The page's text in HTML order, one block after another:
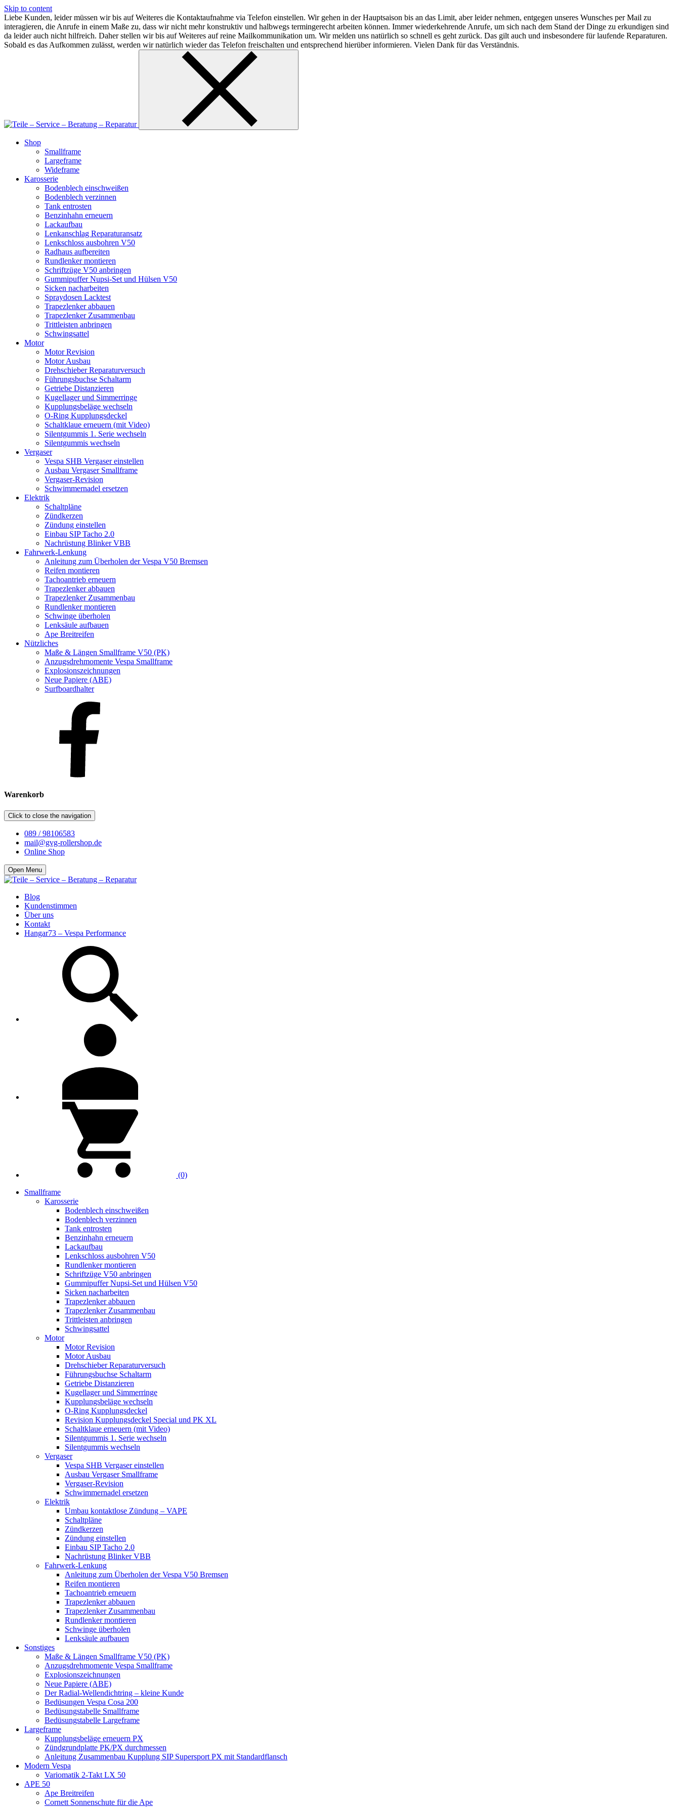
Skip to content
Liebe Kunden, leider müssen wir bis auf Weiteres die Kontaktaufnahme via Telefon einstellen. Wir gehen in der Hauptsaison bis an das Limit, aber leider nehmen, entgegen unseres Wunsches per Mail zu
interagieren, die Anrufe in einem Maße zu, dass wir nicht mehr konstruktiv und halbwegs termingerecht arbeiten können. Immer wiederkehrende Anrufe, um sich nach dem Stand der Dinge zu erkundigen sind
da leider auch nicht hilfreich. Daher stellen wir bis auf Weiteres auf reine Mailkommunikation um. Wir melden uns natürlich so schnell es geht zurück. Das gilt auch und insbesondere für laufende Reparaturen.
Sobald es das Aufkommen zulässt, werden wir natürlich wieder das Telefon freischalten und entsprechend hierüber informieren. Vielen Dank für das Verständnis.
Shop
Smallframe
Largeframe
Wideframe
Karosserie
Bodenblech einschweißen
Bodenblech verzinnen
Tank entrosten
Benzinhahn erneuern
Lackaufbau
Lenkanschlag Reparaturansatz
Lenkschloss ausbohren V50
Radhaus aufbereiten
Rundlenker montieren
Schriftzüge V50 anbringen
Gummipuffer Nupsi-Set und Hülsen V50
Sicken nacharbeiten
Spraydosen Lacktest
Trapezlenker abbauen
Trapezlenker Zusammenbau
Trittleisten anbringen
Schwingsattel
Motor
Motor Revision
Motor Ausbau
Drehschieber Reparaturversuch
Führungsbuchse Schaltarm
Getriebe Distanzieren
Kugellager und Simmerringe
Kupplungsbeläge wechseln
O-Ring Kupplungsdeckel
Schaltklaue erneuern (mit Video)
Silentgummis 1. Serie wechseln
Silentgummis wechseln
Vergaser
Vespa SHB Vergaser einstellen
Ausbau Vergaser Smallframe
Vergaser-Revision
Schwimmernadel ersetzen
Elektrik
Schaltpläne
Zündkerzen
Zündung einstellen
Einbau SIP Tacho 2.0
Nachrüstung Blinker VBB
Fahrwerk-Lenkung
Anleitung zum Überholen der Vespa V50 Bremsen
Reifen montieren
Tachoantrieb erneuern
Trapezlenker abbauen
Trapezlenker Zusammenbau
Rundlenker montieren
Schwinge überholen
Lenksäule aufbauen
Ape Breitreifen
Nützliches
Maße & Längen Smallframe V50 (PK)
Anzugsdrehmomente Vespa Smallframe
Explosionszeichnungen
Neue Papiere (ABE)
Surfboardhalter
Warenkorb
Click to close the navigation
089 / 98106583
mail@gvg-rollershop.de
Online Shop
Open Menu
Blog
Kundenstimmen
Über uns
Kontakt
Hangar73 – Vespa Performance
(0)
Smallframe
Karosserie
Bodenblech einschweißen
Bodenblech verzinnen
Tank entrosten
Benzinhahn erneuern
Lackaufbau
Lenkschloss ausbohren V50
Rundlenker montieren
Schriftzüge V50 anbringen
Gummipuffer Nupsi-Set und Hülsen V50
Sicken nacharbeiten
Trapezlenker abbauen
Trapezlenker Zusammenbau
Trittleisten anbringen
Schwingsattel
Motor
Motor Revision
Motor Ausbau
Drehschieber Reparaturversuch
Führungsbuchse Schaltarm
Getriebe Distanzieren
Kugellager und Simmerringe
Kupplungsbeläge wechseln
O-Ring Kupplungsdeckel
Revision Kupplungsdeckel Special und PK XL
Schaltklaue erneuern (mit Video)
Silentgummis 1. Serie wechseln
Silentgummis wechseln
Vergaser
Vespa SHB Vergaser einstellen
Ausbau Vergaser Smallframe
Vergaser-Revision
Schwimmernadel ersetzen
Elektrik
Umbau kontaktlose Zündung – VAPE
Schaltpläne
Zündkerzen
Zündung einstellen
Einbau SIP Tacho 2.0
Nachrüstung Blinker VBB
Fahrwerk-Lenkung
Anleitung zum Überholen der Vespa V50 Bremsen
Reifen montieren
Tachoantrieb erneuern
Trapezlenker abbauen
Trapezlenker Zusammenbau
Rundlenker montieren
Schwinge überholen
Lenksäule aufbauen
Sonstiges
Maße & Längen Smallframe V50 (PK)
Anzugsdrehmomente Vespa Smallframe
Explosionszeichnungen
Neue Papiere (ABE)
Der Radial-Wellendichtring – kleine Kunde
Bedüsungen Vespa Cosa 200
Bedüsungstabelle Smallframe
Bedüsungstabelle Largeframe
Largeframe
Kupplungsbeläge erneuern PX
Zündgrundplatte PK/PX durchmessen
Anleitung Zusammenbau Kupplung SIP Supersport PX mit Standardflansch
Modern Vespa
Variomatik 2-Takt LX 50
APE 50
Ape Breitreifen
Cornett Sonnenschute für die Ape